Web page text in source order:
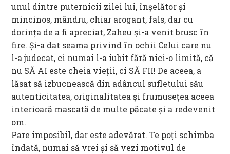
unul dintre puternicii zilei lui, înșelător și
mincinos, mândru, chiar arogant, fals, dar cu
dorința de a fi apreciat, Zaheu și-a venit brusc în
fire. Și-a dat seama privind în ochii Celui care nu
l-a judecat, ci numai l-a iubit fără nici-o limită, că
nu SĂ AI este cheia vieții, ci SĂ FII! De aceea, a
lăsat să izbucnească din adâncul sufletului său
autenticitatea, originalitatea și frumusețea aceea
interioară mascată de multe păcate și a redevenit
om.
Pare imposibil, dar este adevărat. Te poți schimba
îndată, numai să vrei și să vezi motivul de